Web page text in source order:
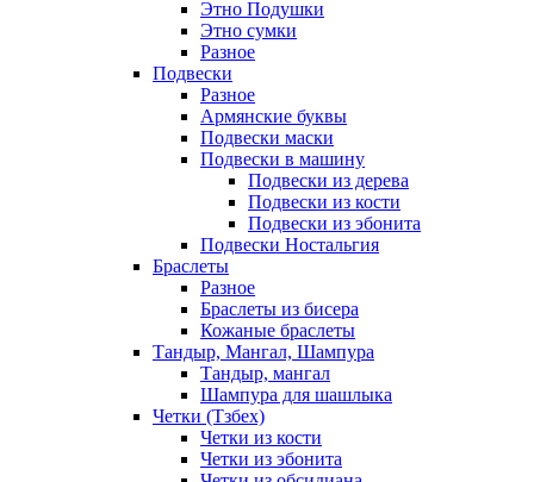
Этно Подушки
Этно сумки
Разное
Подвески
Разное
Армянские буквы
Подвески маски
Подвески в машину
Подвески из дерева
Подвески из кости
Подвески из эбонита
Подвески Ностальгия
Браслеты
Разное
Браслеты из бисера
Кожаные браслеты
Тандыр, Мангал, Шампура
Тандыр, мангал
Шампура для шашлыка
Четки (Тзбех)
Четки из кости
Четки из эбонита